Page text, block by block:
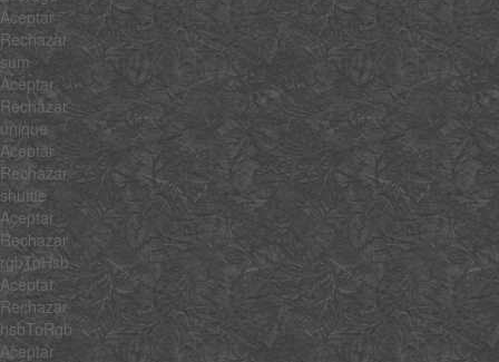
Aceptar
Rechazar
sum
Aceptar
Rechazar
unique
Aceptar
Rechazar
shuffle
Aceptar
Rechazar
rgbToHsb
Aceptar
Rechazar
hsbToRgb
Aceptar